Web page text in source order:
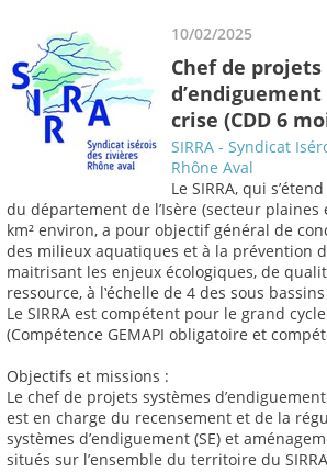
10/02/2025
Chef de
crise (CDD 6
SIRRA - Syndicat
Rhône Aval
Le SIRRA, qui
du département de l’Isère (secteur plaines
km² environ, a pour objectif général de
des milieux aquatiques et à la prévention
maitrisant les enjeux écologiques, de
ressource, à l‛échelle de 4 des sous
Le SIRRA est compétent pour le grand cycle
(Compétence GEMAPI obligatoire et
Objectifs et missions :
Le chef de projets systèmes
est en charge du recensement et de la
systèmes d’endiguement (SE) et
situés sur l’ensemble du territoire du